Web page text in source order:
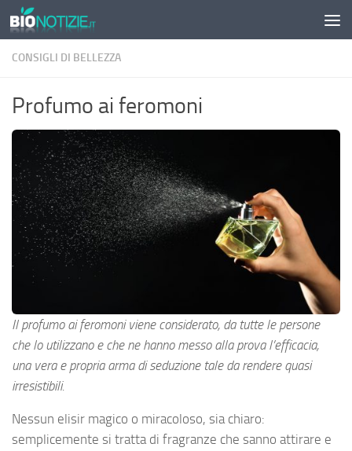
Sotto il contenuto
CONSIGLI DI BELLEZZA
Profumo ai feromoni
Il profumo ai feromoni viene considerato, da tutte le persone
che lo utilizzano e che ne hanno messo alla prova l’efficacia,
una vera e propria arma di seduzione tale da rendere quasi
irresistibili.
Nessun elisir magico o miracoloso, sia chiaro:
semplicemente si tratta di fragranze che sanno attirare e